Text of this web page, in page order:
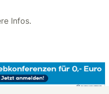
Infos.